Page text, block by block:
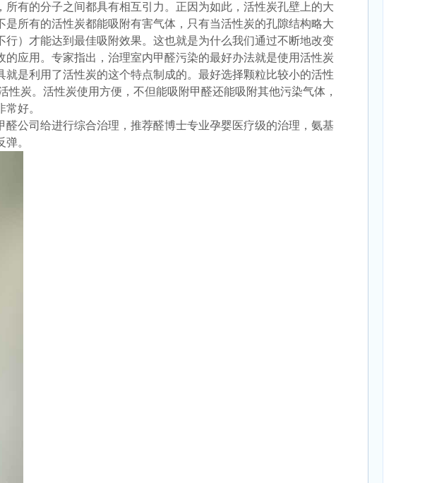
有的分子之间都具有相互引力。正因为如此，活性炭孔壁上的大
所有的活性炭都能吸附有害气体，只有当活性炭的孔隙结构略大
）才能达到最佳吸附效果。这也就是为什么我们通过不断地改变
应用。专家指出，治理室内甲醛污染的最好办法就是使用活性炭
是利用了活性炭的这个特点制成的。最好选择颗粒比较小的活性
炭。活性炭使用方便，不但能吸附甲醛还能吸附其他污染气体，
好。
公司给进行综合治理，推荐醛博士专业孕婴医疗级的治理， 氨基
弹。